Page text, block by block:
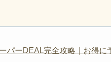
＼キャンペーン終了まで残り／